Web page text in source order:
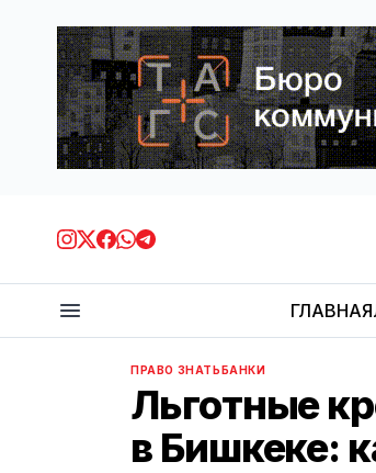
ГЛАВНАЯ
ПРАВО ЗНАТЬБАНКИ
Льготные
в Бишкеке: